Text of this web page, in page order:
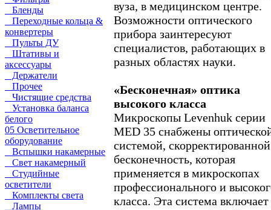
Бленды
Переходные кольца &
конвертеры
Пульты ДУ
Штативы и
аксессуары
Держатели
Прочее
Чистящие средства
Установка баланса
белого
05 Осветительное
оборудование
Вспышки накамерные
Свет накамерный
Студийные
осветители
Комплекты света
Лампы
вуза, в медицинском центре.
Возможности оптического
прибора заинтересуют
специалистов, работающих в
разных областях науки.
«Бесконечная» оптика
высокого класса
Микроскопы Levenhuk серии
MED 35 снабжены
системой,
бесконечность, которая
применяется в микроскопах
профессионального и
класса. Эта система включает